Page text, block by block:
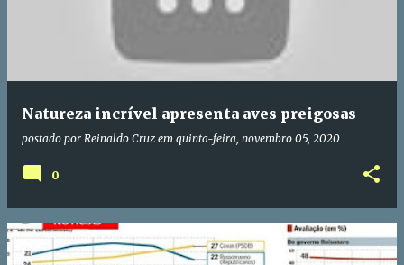
Natureza incrível apresenta aves preigosas
postado por Reinaldo Cruz em quinta-feira, novembro 05, 2020
0